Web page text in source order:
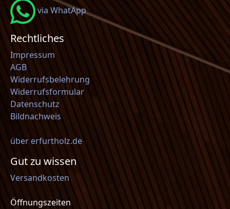
via WhatApp
Rechtliches
Impressum
AGB
Widerrufsbelehrung
Widerrufsformular
Datenschutz
Bildnachweis
über erfurtholz.de
Gut zu wissen
Versandkosten
Öffnungszeiten